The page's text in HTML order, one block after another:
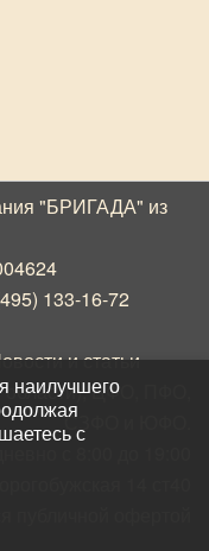
"БРИГАДА" из
133-16-72
и статьи
ЦФО, ПФО,
СЗФО и ЮФО.
с 8:00 до 19:00
14 ст40
публичной офертой
наилучшего
с